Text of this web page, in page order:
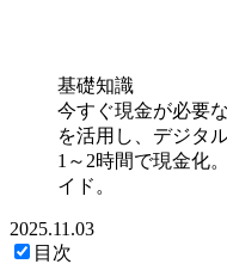
基礎知識
今すぐ現金が必要
を活用し、デジタ
1～2時間で現金化
イド。
2025.11.03
目次